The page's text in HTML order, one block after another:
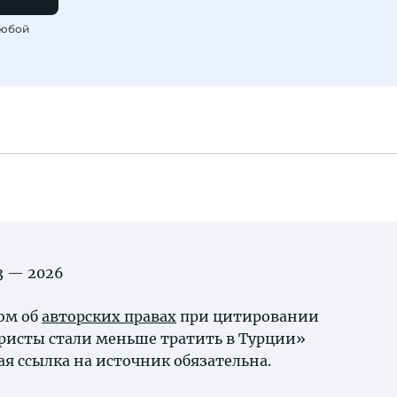
— 2026
об авторских правах при цитировании
стали меньше тратить в Турции»
ссылка на источник обязательна.